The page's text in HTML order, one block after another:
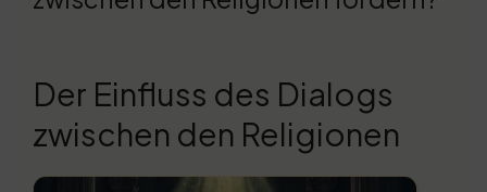
Der Einfluss des Dialogs
zwischen den Religionen